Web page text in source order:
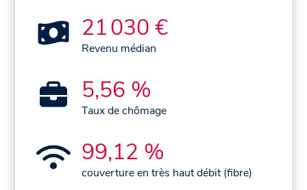
21 030 €
Revenu médian
5,56 %
Taux de chômage
99,12 %
couverture en très haut débit (fibre)